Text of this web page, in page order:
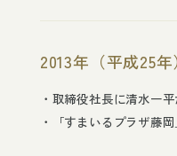
2013年（平成25年
取締役社長に清水一
「すまいるプラザ藤